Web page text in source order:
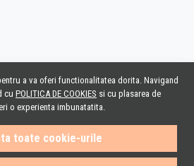
a va oferi functionalitatea dorita. Navigand
cu POLITICA DE COOKIES si cu plasarea de
o experienta imbunatatita.
toate cookie-urile